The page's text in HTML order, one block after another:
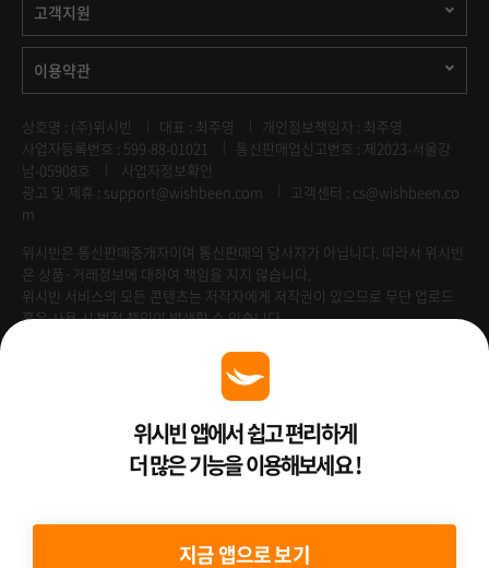
고객지원
이용약관
상호명 : (주)위시빈 대표 : 최주영
개인정보책임자 : 최주영
사업자등록번호 : 599-88-01021
통신판매업신고번호 : 제2023-서울강
남-05908호
사업자정보확인
광고 및 제휴 : support@wishbeen.com
고객센터 : cs@wishbeen.co
m
위시빈은 통신판매중개자이며 통신판매의 당사자가 아닙니다. 따라서 위시빈
은 상품·거래정보에 대하여 책임을 지지 않습니다.
위시빈 서비스의 모든 콘텐츠는 저작자에게 저작권이 있으므로 무단 업로드
혹은 사용 시 법적 책임이 발생할 수 있습니다.
Venture Enterprise위시빈 앱에서 쉽고 편리하게
더 많은 기능을 이용해보세요 !
지금 앱으로 보기